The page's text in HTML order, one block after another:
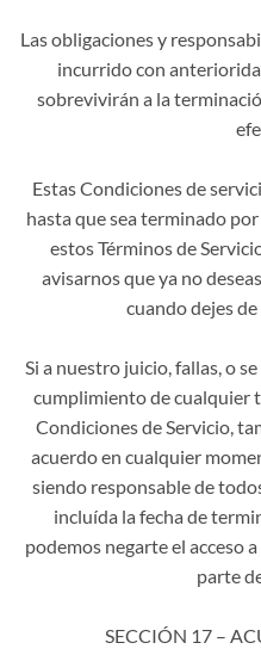
Las obligaciones y
incurrido con
sobrevivirán a la
Estas Condiciones de
hasta que sea terminado
estos Términos de
avisarnos que ya no
cuando dejes
Si a nuestro juicio, fallas, o
cumplimiento de cualquier
Condiciones de Servicio,
acuerdo en cualquier
siendo responsable de
incluída la fecha de
podemos negarte el acceso
parte
SECCIÓN 17 –